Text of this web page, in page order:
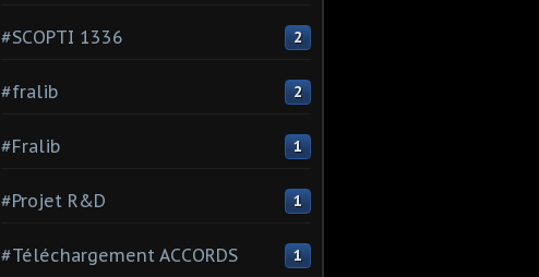
#SCOPTI 1336 2
#fralib 2
#Fralib 1
#Projet R&D 1
#Téléchargement ACCORDS 1